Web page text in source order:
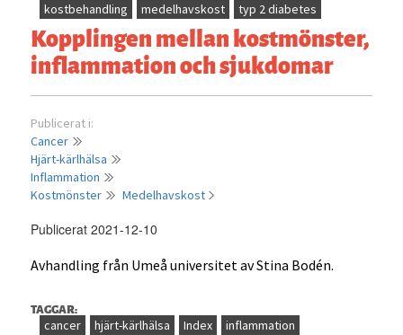
kostbehandling
medelhavskost typ 2 diabetes
Kopplingen mellan kostmönster,
inflammation och sjukdomar
Publicerat i:
Cancer
Hjärt-kärlhälsa
Inflammation
Kostmönster
Medelhavskost
Publicerat 2021-12-10
Avhandling från Umeå universitet av Stina Bodén.
TAGGAR:
cancer hjärt-kärlhälsa Index
inflammation